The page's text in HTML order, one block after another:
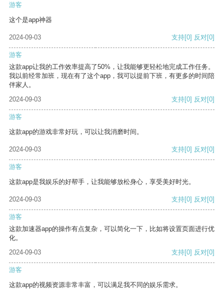
游客
这个是app神器
2024-09-03 支持[0] 反对[0]
游客
这款app让我的工作效率提高了50%，让我能够更轻松地完成工作任务。
我以前经常加班，现在有了这个app，我可以提前下班，有更多的时间陪
伴家人。
2024-09-03
支持[0] 反对[0]
游客
这款app的游戏非常好玩，可以让我消磨时间。
2024-09-03 支持[0] 反对[0]
游客
这款app是我娱乐的好帮手，让我能够放松身心，享受美好时光。
2024-09-03 支持[0] 反对[0]
游客
这款加速器app的操作有点复杂，可以简化一下，比如将设置页面进行优
化。
2024-09-03
支持[0] 反对[0]
游客
这款app的视频资源非常丰富，可以满足我不同的娱乐需求。